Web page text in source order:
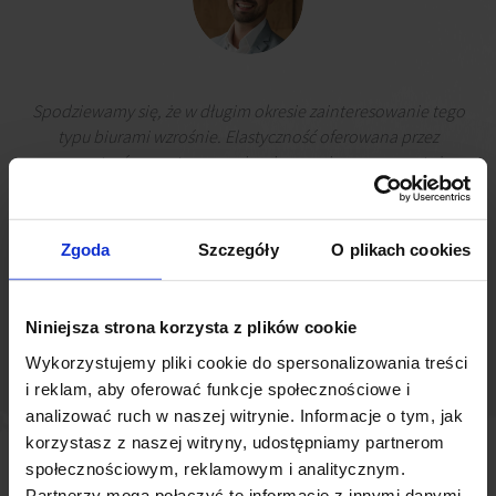
Zgoda Szczegóły O plikach cookies
Niniejsza strona korzysta z plików cookie
Wykorzystujemy pliki cookie do spersonalizowania treści
i reklam, aby oferować funkcje społecznościowe i
analizować ruch w naszej witrynie. Informacje o tym, jak
korzystasz z naszej witryny, udostępniamy partnerom
społecznościowym, reklamowym i analitycznym.
Spodziewamy się, że w długim okresie zainteresowanie tego
typu biurami wzrośnie. Elastyczność oferowana przez
operatorów, czy to na poziomie samej umowy, czy też
gotowości na szybkie przyjęcie nowego najemcy, będzie
gospodarczej. Niewykluczone więc, że jeszcze więcej firm
będzie otwartych na łączenie najmu tradycyjnego z flexami
Doradca ds. Elastycznych Rozwiązań Biurowych, JLL